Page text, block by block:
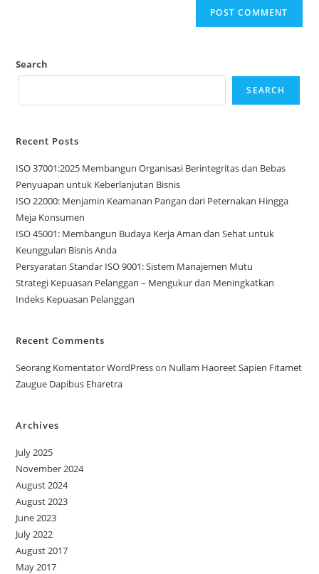
Search
SEARCH
Recent Posts
ISO 37001:2025 Membangun Organisasi Berintegritas dan Bebas
Penyuapan untuk Keberlanjutan Bisnis
ISO 22000: Menjamin Keamanan Pangan dari Peternakan Hingga
Meja Konsumen
ISO 45001: Membangun Budaya Kerja Aman dan Sehat untuk
Keunggulan Bisnis Anda
Persyaratan Standar ISO 9001: Sistem Manajemen Mutu
Strategi Kepuasan Pelanggan – Mengukur dan Meningkatkan
Indeks Kepuasan Pelanggan
Recent Comments
Seorang Komentator WordPresson Nullam Haoreet Sapien Fitamet
Zaugue Dapibus Eharetra
Archives
July 2025
November 2024
August 2024
August 2023
June 2023
July 2022
August 2017
May 2017